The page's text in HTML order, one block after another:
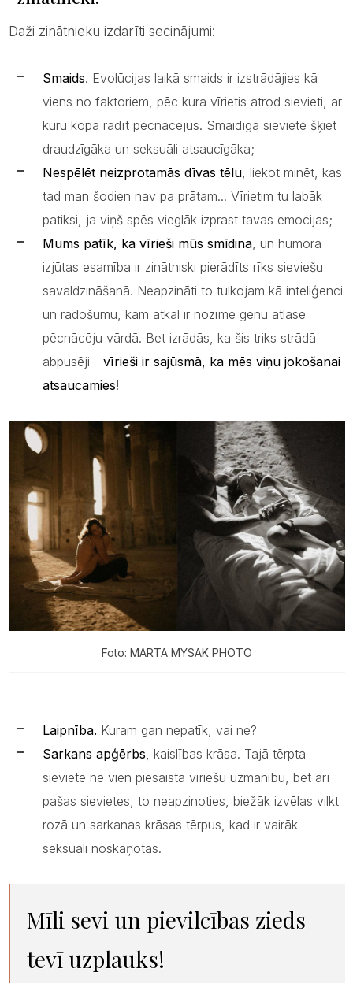
Daži zinātnieku izdarīti secinājumi:
Smaids. Evolūcijas laikā smaids ir izstrādājies kā
viens no faktoriem, pēc kura vīrietis atrod sievieti, ar
kuru kopā radīt pēcnācējus. Smaidīga sieviete šķiet
draudzīgāka un seksuāli atsaucīgāka;
Nespēlēt neizprotamās dīvas tēlu, liekot minēt, kas
tad man šodien nav pa prātam... Vīrietim tu labāk
patiksi, ja viņš spēs vieglāk izprast tavas emocijas;
Mums patīk, ka vīrieši mūs smīdina, un humora
izjūtas esamība ir zinātniski pierādīts rīks sieviešu
savaldzināšanā. Neapzināti to tulkojam kā inteliģenci
un radošumu, kam atkal ir nozīme gēnu atlasē
pēcnācēju vārdā. Bet izrādās, ka šis triks strādā
abpusēji - vīrieši ir sajūsmā, ka mēs viņu jokošanai
atsaucamies!
Foto: MARTA MYSAK PHOTO
Laipnība. Kuram gan nepatīk, vai ne?
Sarkans apģērbs, kaislības krāsa. Tajā tērpta
sieviete ne vien piesaista vīriešu uzmanību, bet arī
pašas sievietes, to neapzinoties, biežāk izvēlas vilkt
rozā un sarkanas krāsas tērpus, kad ir vairāk
seksuāli noskaņotas.
Mīli sevi un pievilcības zieds
tevī uzplauks!